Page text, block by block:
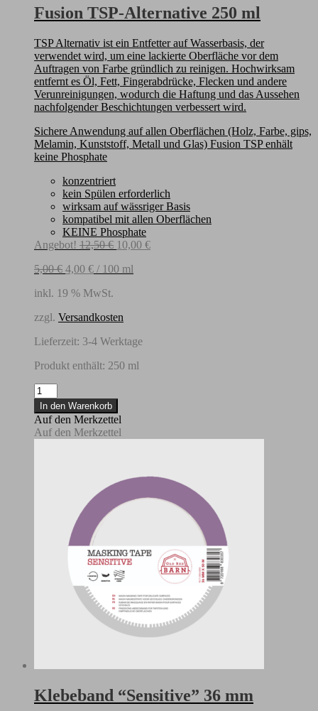
Fusion TSP-Alternative 250 ml
TSP Alternativ ist ein Entfetter auf Wasserbasis, der
verwendet wird, um eine lackierte Oberfläche vor dem
Auftragen von Farbe gründlich zu reinigen. Hochwirksam
entfernt es Öl, Fett, Fingerabdrücke, Flecken und andere
Verunreinigungen, wodurch die Haftung und das Aussehen
nachfolgender Beschichtungen verbessert wird.
Sichere Anwendung auf allen Oberflächen (Holz, Farbe, gips,
Melamin, Kunststoff, Metall und Glas) Fusion TSP enhält
keine Phosphate
konzentriert
kein Spülen erforderlich
wirksam auf wässriger Basis
kompatibel mit allen Oberflächen
KEINE Phosphate
Angebot! 12,50€ Ursprünglicher
war:
10,00 €Aktueller
5,00€ 4,00 € / 100 ml
inkl. 19 % MwSt.
zzgl. Versandkosten
Lieferzeit: 3-4 Werktage
Produkt enthält: 250 ml
Fusion
TSP-
Alternative
250
ml
In den Warenkorb
Auf den Merkzettel
Auf den Merkzettel
Klebeband “Sensitive” 36 mm